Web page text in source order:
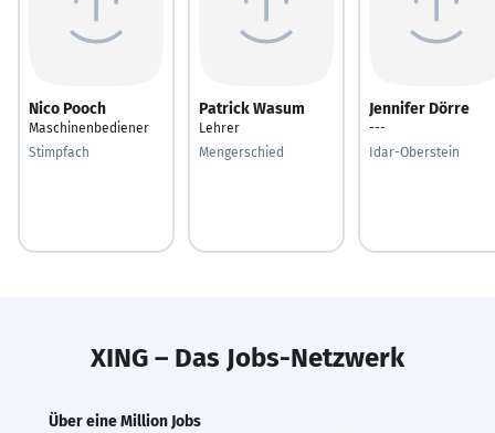
Nico Pooch
Maschinenbediener
Stimpfach
Patrick Wasum
Lehrer
Mengerschied
Jennifer Dörre
---
Idar-Oberstein
XING – Das Jobs-Netzwerk
Über eine Million Jobs